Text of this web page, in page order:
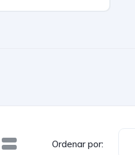
Ordenar por: